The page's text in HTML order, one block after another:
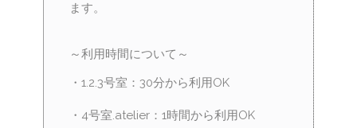
ます。
～利用時間について～
・1.2.3号室：30分から利用OK
・4号室.atelier：1時間から利用OK